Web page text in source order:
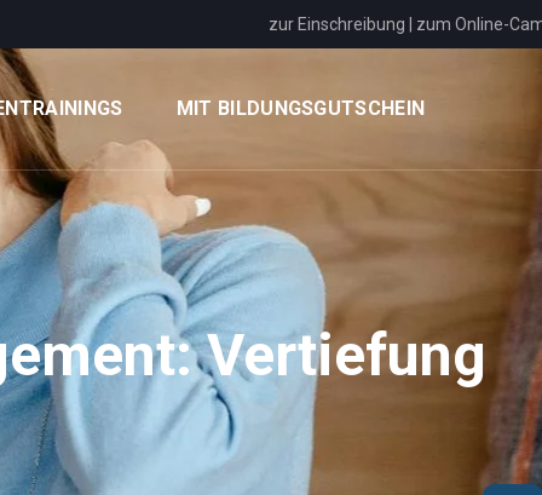
zur Einschreibung zum Online-
MIT BILDUNGSGUTSCHEIN
Vertiefung